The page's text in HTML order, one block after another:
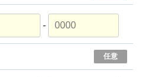
-
任意